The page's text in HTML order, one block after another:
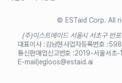
© ESTaid Corp. All
(주)이스트에이드 서울시 서초구 반
대표이사 :김남현사업자등록번호 :
통신판매업신고번호 :2019-서울서초
E-mail)egloos@estaid.ai